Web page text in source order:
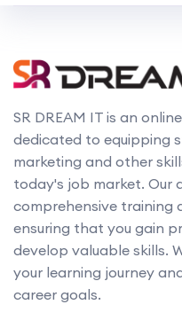
SR DREAM IT is an
dedicated to equipping
marketing and other
today's job market. Our
comprehensive training
ensuring that you gain
develop valuable skills.
your learning journey
career goals.